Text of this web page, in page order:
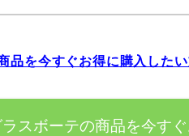
品を今すぐお得に購入した
ラスボーテの商品を今す